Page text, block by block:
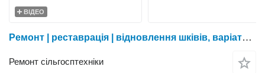
ВІДЕО
Ремонт | реставрація | відновлення шківів, варіаторів. Захист деталей нанесенням полісечовини
Ремонт сільгосптехніки